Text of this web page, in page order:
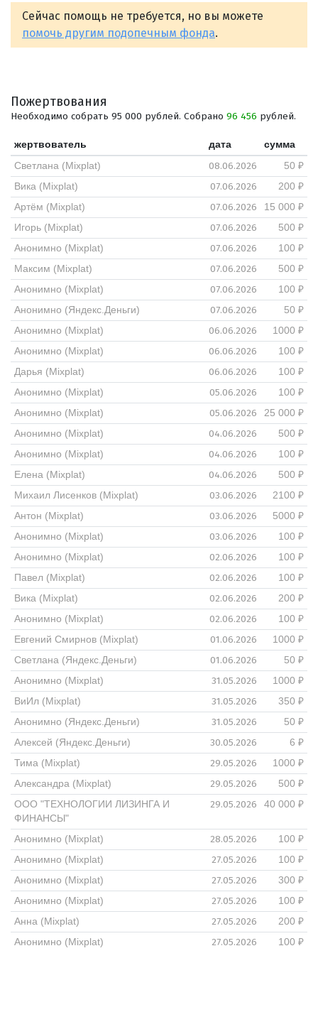
Сейчас помощь не требуется, но вы можете
помочь другим подопечным фонда.
Пожертвования
Необходимо собрать 95 000 рублей. Собрано 96 456 рублей.
жертвователь дата
сумма
Светлана (Mixplat)
08.06.2026
50 ₽
Вика (Mixplat)
07.06.2026
200 ₽
Артём (Mixplat)
07.06.2026
15 000 ₽
Игорь (Mixplat)
07.06.2026
500 ₽
Анонимно (Mixplat)
07.06.2026
100 ₽
Максим (Mixplat)
07.06.2026
500 ₽
Анонимно (Mixplat)
07.06.2026
100 ₽
Анонимно (Яндекс.Деньги)
07.06.2026
50 ₽
Анонимно (Mixplat)
06.06.2026
1000 ₽
Анонимно (Mixplat)
06.06.2026
100 ₽
Дарья (Mixplat)
06.06.2026
100 ₽
Анонимно (Mixplat)
05.06.2026
100 ₽
Анонимно (Mixplat)
05.06.2026
25 000 ₽
Анонимно (Mixplat)
04.06.2026
500 ₽
Анонимно (Mixplat)
04.06.2026
100 ₽
Елена (Mixplat)
04.06.2026
500 ₽
Михаил Лисенков (Mixplat)
03.06.2026
2100 ₽
Антон (Mixplat)
03.06.2026
5000 ₽
Анонимно (Mixplat)
03.06.2026
100 ₽
Анонимно (Mixplat)
02.06.2026
100 ₽
Павел (Mixplat)
02.06.2026
100 ₽
Вика (Mixplat)
02.06.2026
200 ₽
Анонимно (Mixplat)
02.06.2026
100 ₽
Евгений Смирнов (Mixplat)
01.06.2026
1000 ₽
Светлана (Яндекс.Деньги)
01.06.2026
50 ₽
Анонимно (Mixplat)
31.05.2026
1000 ₽
ВиИл (Mixplat)
31.05.2026
350 ₽
Анонимно (Яндекс.Деньги)
31.05.2026
50 ₽
Алексей (Яндекс.Деньги)
30.05.2026
6 ₽
Тима (Mixplat)
29.05.2026
1000 ₽
Александра (Mixplat)
29.05.2026
500 ₽
ООО "ТЕХНОЛОГИИ ЛИЗИНГА И
ФИНАНСЫ"
29.05.2026 40 000 ₽
Анонимно (Mixplat) 28.05.2026
100 ₽
Анонимно (Mixplat)
27.05.2026
100 ₽
Анонимно (Mixplat)
27.05.2026
300 ₽
Анонимно (Mixplat)
27.05.2026
100 ₽
Анна (Mixplat)
27.05.2026
200 ₽
Анонимно (Mixplat)
27.05.2026 100 ₽